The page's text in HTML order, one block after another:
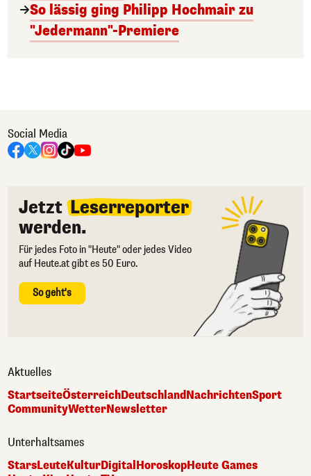
So lässig ging Philipp Hochmair zu
"Jedermann"-Premiere
Social Media
Jetzt Leserreporter
werden.
Für jedes Foto in "Heute" oder jedes Video
auf Heute.at gibt es 50 Euro.
So geht's
Aktuelles
StartseiteÖsterreichDeutschlandNachrichtenSport
CommunityWetterNewsletter
Unterhaltsames
StarsLeuteKulturDigital HoroskopHeute Games